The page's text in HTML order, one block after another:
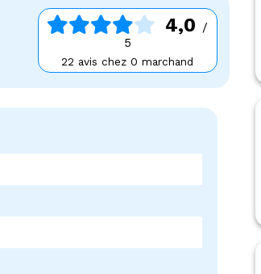
4,0 /
5
22 avis chez 0 marchand